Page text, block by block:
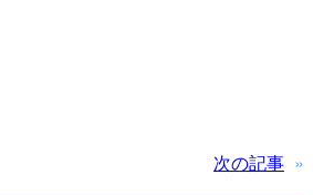
次の記事 »